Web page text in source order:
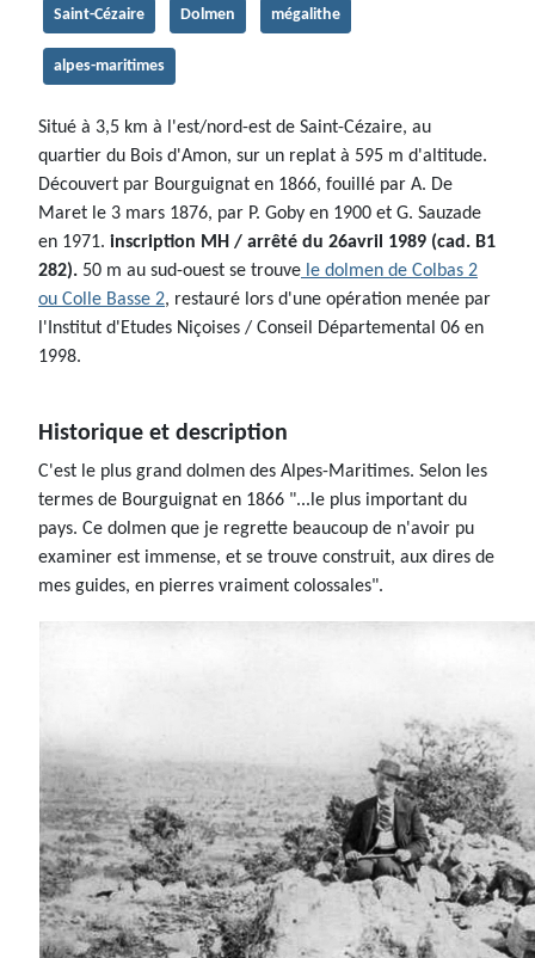
Saint-Cézaire Dolmen mégalithe
alpes-maritimes
Situé à 3,5 km à l'est/nord-est de Saint-Cézaire, au
quartier du Bois d'Amon, sur un replat à 595 m d'altitude.
Découvert par Bourguignat en 1866, fouillé par A. De
Maret le 3 mars 1876, par P. Goby en 1900 et G. Sauzade
en 1971. inscription MH / arrêté du 26avril 1989 (cad. B1
282). 50 m au sud-ouest se trouve le dolmen de Colbas 2
ou Colle Basse 2, restauré lors d'une opération menée par
l'Institut d'Etudes Niçoises / Conseil Départemental 06 en
1998.
Historique et description
C'est le plus grand dolmen des Alpes-Maritimes. Selon les
termes de Bourguignat en 1866 "...le plus important du
pays. Ce dolmen que je regrette beaucoup de n'avoir pu
examiner est immense, et se trouve construit, aux dires de
mes guides, en pierres vraiment colossales".